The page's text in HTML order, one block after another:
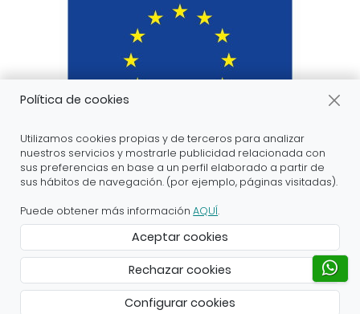
apoyo a la digitalización financiados por el proyecto
DIHnamic a través del programa de investigación e
innovación “Horizonte 2020” de la Unión Europea en
virtud del acuerdo de subvención nº 824186.
Creado con Atnova Shop
Política de cookies
Utilizamos cookies propias y de terceros para analizar
nuestros servicios y mostrarle publicidad relacionada con
sus preferencias en base a un perfil elaborado a partir de
sus hábitos de navegación. (por ejemplo, páginas visitadas).
Puede obtener más informaciónAQUÍ.
Aceptar cookies
Rechazar cookies
Configurar cookies